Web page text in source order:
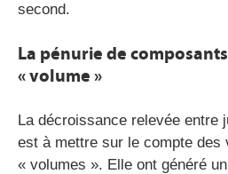
second.
La pénurie de
« volume »
La décroissance relevée entre
est à mettre sur le compte des
« volumes ». Elle ont généré